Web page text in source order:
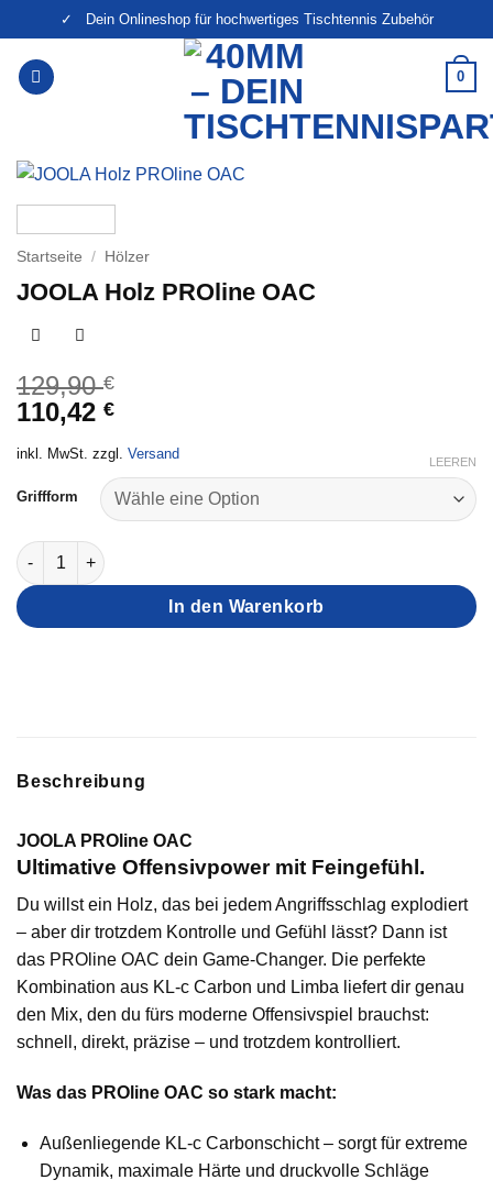
Inhalt
springen
✓ Dein Onlineshop für hochwertiges Tischtennis Zubehör
0
Startseite / Hölzer
JOOLA Holz PROline OAC
129,90€
110,42 €
inkl. MwSt. zzgl. Versand
Griffform
LEEREN
JOOLA Holz PROline OAC Menge
In den Warenkorb
Beschreibung
JOOLA PROline OAC
Ultimative Offensivpower mit Feingefühl.
Du willst ein Holz, das bei jedem Angriffsschlag explodiert
– aber dir trotzdem Kontrolle und Gefühl lässt? Dann ist
das PROline OAC dein Game-Changer. Die perfekte
Kombination aus KL-c Carbon und Limba liefert dir genau
den Mix, den du fürs moderne Offensivspiel brauchst:
schnell, direkt, präzise – und trotzdem kontrolliert.
Was das PROline OAC so stark macht:
Außenliegende KL-c Carbonschicht – sorgt für extreme
Dynamik, maximale Härte und druckvolle Schläge